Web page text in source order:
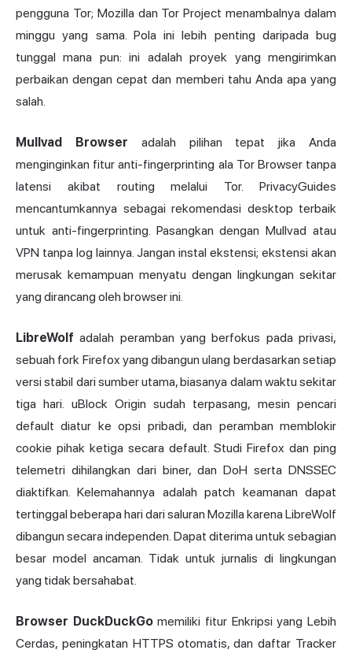
pengguna Tor; Mozilla dan Tor Project menambalnya dalam
minggu yang sama. Pola ini lebih penting daripada bug
tunggal mana pun: ini adalah proyek yang mengirimkan
perbaikan dengan cepat dan memberi tahu Anda apa yang
salah.
Mullvad Browser adalah pilihan tepat jika Anda
menginginkan fitur anti-fingerprinting ala Tor Browser tanpa
latensi akibat routing melalui Tor. PrivacyGuides
mencantumkannya sebagai rekomendasi desktop terbaik
untuk anti-fingerprinting. Pasangkan dengan Mullvad atau
VPN tanpa log lainnya. Jangan instal ekstensi; ekstensi akan
merusak kemampuan menyatu dengan lingkungan sekitar
yang dirancang oleh browser ini.
LibreWolf adalah peramban yang berfokus pada privasi,
sebuah fork Firefox yang dibangun ulang berdasarkan setiap
versi stabil dari sumber utama, biasanya dalam waktu sekitar
tiga hari. uBlock Origin sudah terpasang, mesin pencari
default diatur ke opsi pribadi, dan peramban memblokir
cookie pihak ketiga secara default. Studi Firefox dan ping
telemetri dihilangkan dari biner, dan DoH serta DNSSEC
diaktifkan. Kelemahannya adalah patch keamanan dapat
tertinggal beberapa hari dari saluran Mozilla karena LibreWolf
dibangun secara independen. Dapat diterima untuk sebagian
besar model ancaman. Tidak untuk jurnalis di lingkungan
yang tidak bersahabat.
Browser DuckDuckGomemiliki fitur Enkripsi yang Lebih
Cerdas, peningkatan HTTPS otomatis, dan daftar Tracker